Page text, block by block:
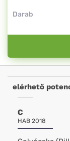
Darab
elérhető
C
HAB 2018